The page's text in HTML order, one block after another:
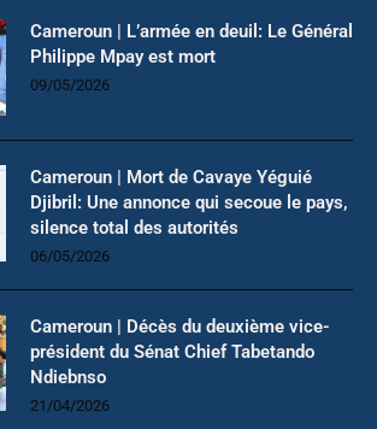
Cameroun | L’armée en deuil: Le Général
Philippe Mpay est mort
09/05/2026
Cameroun | Mort de Cavaye Yéguié
Djibril: Une annonce qui secoue le pays,
silence total des autorités
06/05/2026
Cameroun | Décès du deuxième vice-
président du Sénat Chief Tabetando
Ndiebnso
21/04/2026